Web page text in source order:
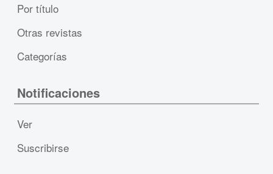
Por título
Otras revistas
Categorías
Notificaciones
Ver
Suscribirse